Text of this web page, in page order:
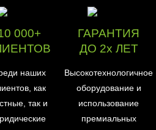
000+
наших
как
так и
ГАРАНТИЯ
ДО 2х ЛЕТ
Высокотехнологичное
оборудование и
использование
премиальных